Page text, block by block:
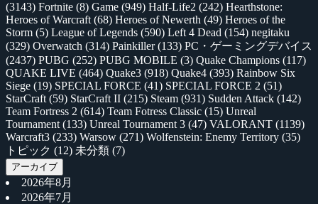
(3143) Fortnite (8) Game (949) Half-Life2 (242) Hearthstone:
Heroes of Warcraft (68) Heroes of Newerth (49) Heroes of the
Storm (5) League of Legends (590) Left 4 Dead (154) negitaku
(329) Overwatch (314) Painkiller(133) PC・ゲーミングデバイス
(2437) PUBG (252) PUBG MOBILE (3) Quake Champions (117)
QUAKE LIVE (464) Quake3 (918) Quake4 (393) Rainbow Six
Siege (19) SPECIAL FORCE (41) SPECIAL FORCE 2 (51)
StarCraft (59) StarCraft II (215) Steam (931) Sudden Attack (142)
Team Fortress 2 (614) Team Fotress Classic (15) Unreal
Tournament (133) Unreal Tournament 3 (47) VALORANT (1139)
Warcraft3 (233) Warsow (271) Wolfenstein: Enemy Territory (35)
トピック (12) 未分類 (7)
アーカイブ
2026年8月
2026年7月